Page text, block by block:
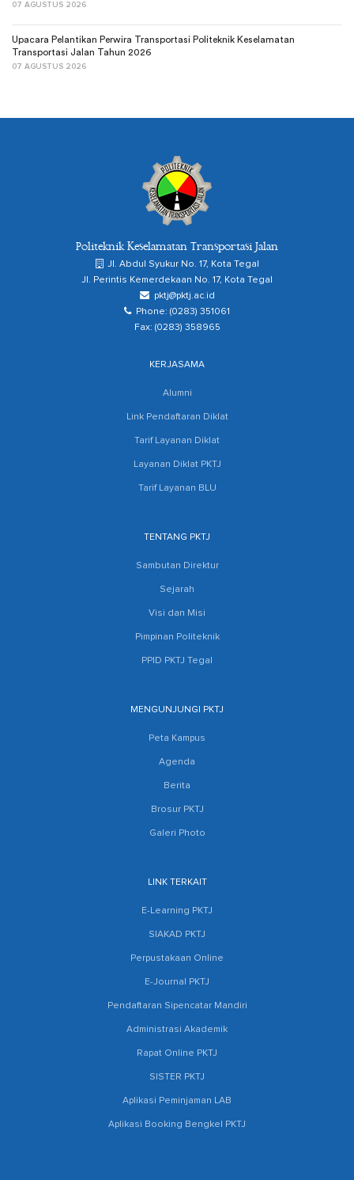
07 AGUSTUS 2026
Upacara Pelantikan Perwira Transportasi Politeknik Keselamatan
Transportasi Jalan Tahun 2026
07 AGUSTUS 2026
Politeknik Keselamatan Transportasi Jalan
Jl. Abdul Syukur No. 17, Kota Tegal
Jl. Perintis Kemerdekaan No. 17, Kota Tegal
pktj@pktj.ac.id
Phone: (0283) 351061
Fax: (0283) 358965
KERJASAMA
Alumni
Link Pendaftaran Diklat
Tarif Layanan Diklat
Layanan Diklat PKTJ
Tarif Layanan BLU
TENTANG PKTJ
Sambutan Direktur
Sejarah
Visi dan Misi
Pimpinan Politeknik
PPID PKTJ Tegal
MENGUNJUNGI PKTJ
Peta Kampus
Agenda
Berita
Brosur PKTJ
Galeri Photo
LINK TERKAIT
E-Learning PKTJ
SIAKAD PKTJ
Perpustakaan Online
E-Journal PKTJ
Pendaftaran Sipencatar Mandiri
Administrasi Akademik
Rapat Online PKTJ
SISTER PKTJ
Aplikasi Peminjaman LAB
Aplikasi Booking Bengkel PKTJ